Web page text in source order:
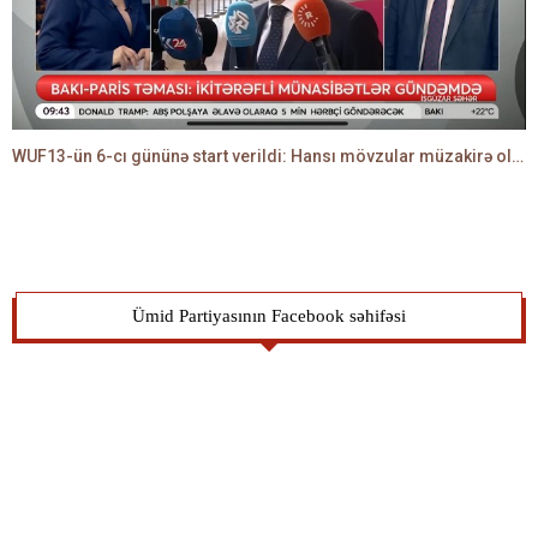
WUF13-ün 6-cı gününə start verildi: Hansı mövzular müzakirə olunacaq? -TALEH ƏLİYEV danışır
Ümid Partiyasının Facebook səhifəsi